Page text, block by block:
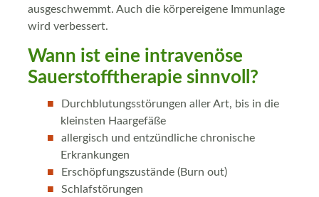
ausgeschwemmt. Auch die körpereigene Immunlage
wird verbessert.
Wann ist eine intravenöse
Sauerstofftherapie sinnvoll?
Durchblutungsstörungen aller Art, bis in die
kleinsten Haargefäße
allergisch und entzündliche chronische
Erkrankungen
Erschöpfungszustände (Burn out)
Schlafstörungen